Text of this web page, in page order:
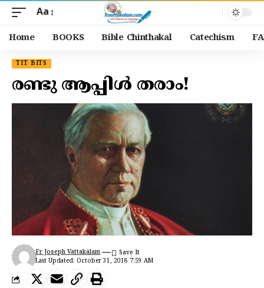
Aa
Home BOOKS Bible Chinthakal Catechism
TIT BITS
രണ്ടു ആപ്പിൾ തരാം!
Last Updated: October 31, 2018 7:59 AM
Fr Joseph Vattakalam